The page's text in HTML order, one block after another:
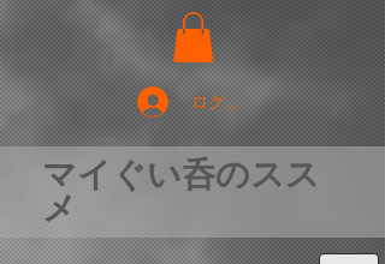
ログイン
マイぐい呑のスス
メ